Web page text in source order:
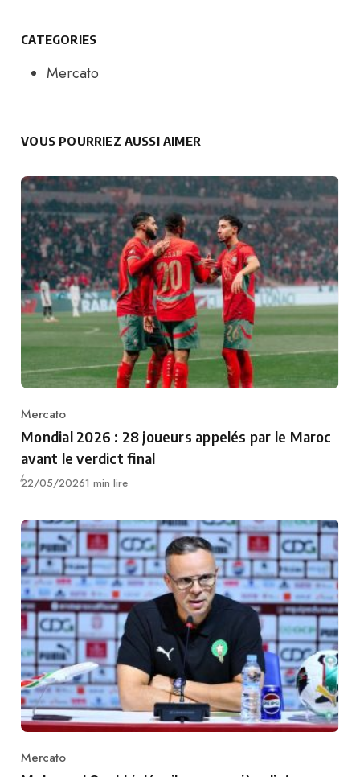
CATEGORIES
Mercato
VOUS POURRIEZ AUSSI AIMER
Category
Mercato
Mondial 2026 : 28 joueurs appelés par le Maroc
avant le verdict final
Publié
22/05/20261 min lire
Category
Mercato